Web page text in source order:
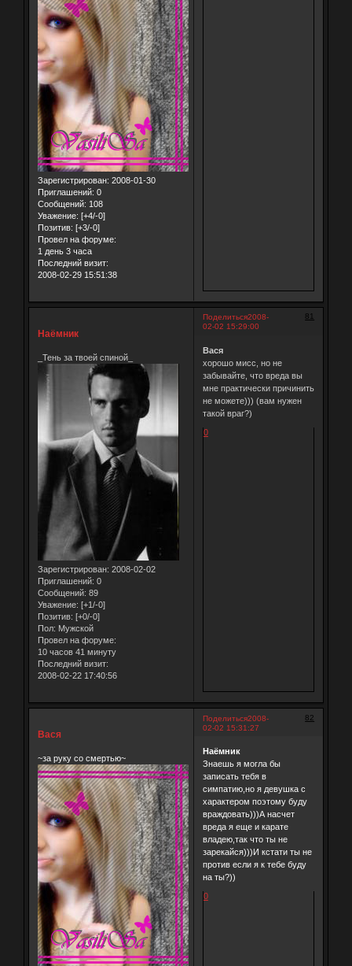
Зарегистрирован: 2008-01-30
Приглашений: 0
Сообщений: 108
Уважение: [+4/-0]
Позитив: [+3/-0]
Провел на форуме:
1 день 3 часа
Последний визит:
2008-02-29 15:51:38
Поделиться 81
2008-
02-02 15:29:00
Наёмник
_Тень за твоей спиной_
Зарегистрирован: 2008-02-02
Приглашений: 0
Сообщений: 89
Уважение: [+1/-0]
Позитив: [+0/-0]
Пол: Мужской
Провел на форуме:
10 часов 41 минуту
Последний визит:
2008-02-22 17:40:56
Вася
хорошо мисс, но не
забывайте, что вреда вы
мне практически причинить
не можете))) (вам нужен
такой враг?)
0
Поделиться 82
2008-
02-02 15:31:27
Вася
~за руку со смертью~
Наёмник
Знаешь я могла бы
записать тебя в
симпатию,но я девушка с
характером поэтому буду
враждовать)))А насчет
вреда я еще и карате
владею,так что ты не
зарекайся)))И кстати ты не
против если я к тебе буду
на ты?))
0